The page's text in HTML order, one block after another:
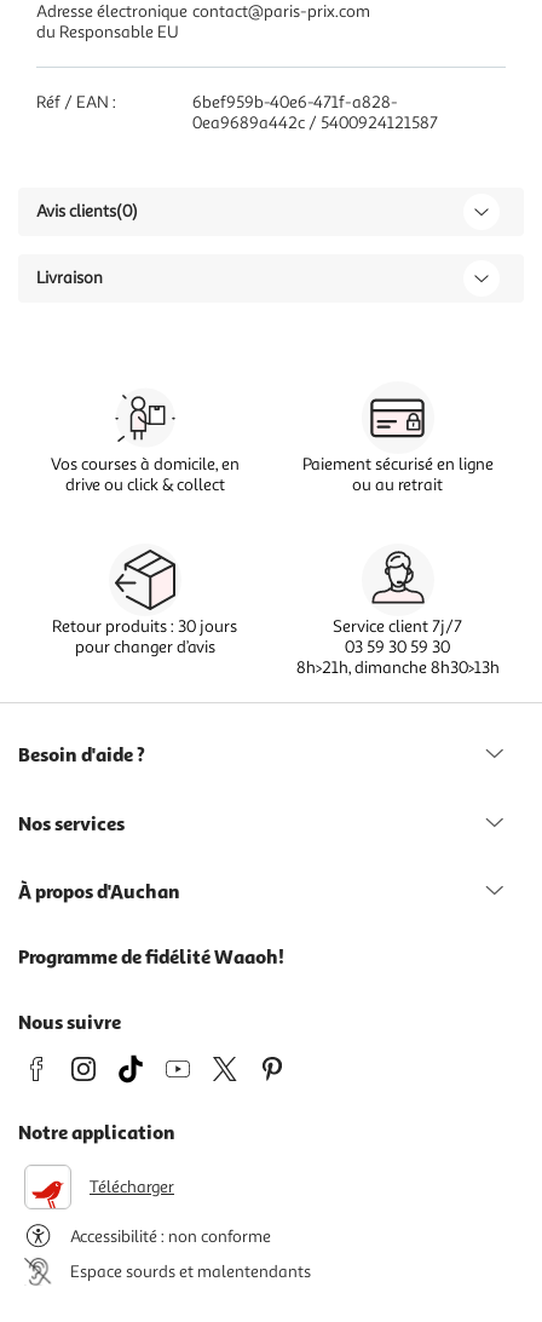
Adresse électronique
du Responsable EU
contact@paris-prix.com
Réf / EAN :
6bef959b-40e6-471f-a828-
0ea9689a442c / 5400924121587
Avis clients(0)
Livraison
Vos courses à domicile, en
drive ou click & collect
Paiement sécurisé en ligne
ou au retrait
Retour produits : 30 jours
pour changer d’avis
Service client 7j/7
03 59 30 59 30
8h>21h, dimanche 8h30>13h
Besoin d'aide ?
Nos services
À propos d'Auchan
Programme de fidélité Waaoh!
Nous suivre
Notre application
Télécharger
Accessibilité : non conforme
Espace sourds et malentendants